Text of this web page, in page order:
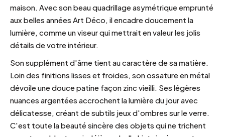
maison. Avec son beau quadrillage asymétrique emprunté
aux belles années Art Déco, il encadre doucement la
lumière, comme un viseur qui mettrait en valeur les jolis
détails de votre intérieur.
Son supplément d'âme tient au caractère de sa matière.
Loin des finitions lisses et froides, son ossature en métal
dévoile une douce patine façon zinc vieilli. Ses légères
nuances argentées accrochent la lumière du jour avec
délicatesse, créant de subtils jeux d'ombres sur le verre.
C'est toute la beauté sincère des objets qui ne trichent